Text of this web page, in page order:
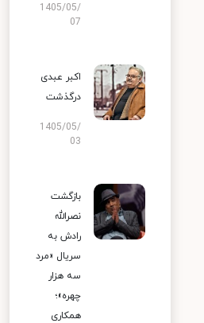
1405/05/
07
اکبر عبدی
درگذشت
1405/05/
03
بازگشت
نصرالله
رادش به
سریال «مرد
سه هزار
چهره»؛
همکاری